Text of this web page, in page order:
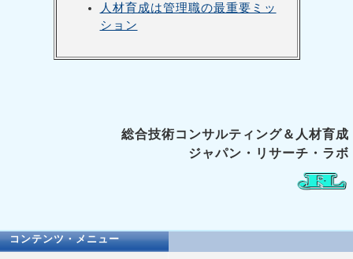
人材育成は管理職の最重要ミッ
ション
総合技術コンサルティング＆人材育成
ジャパン・リサーチ・ラボ
コンテンツ・メニュー